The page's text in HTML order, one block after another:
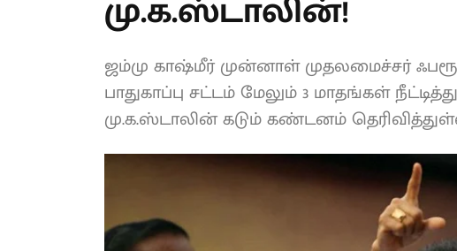
ஜம்மு காஷ்மீர் முன்னாள் முதலமைச்சர்
பொதுப் பாதுகாப்பு சட்டம் மேலும் 3
மு.க.ஸ்டாலின் கடும் கண்டனம்